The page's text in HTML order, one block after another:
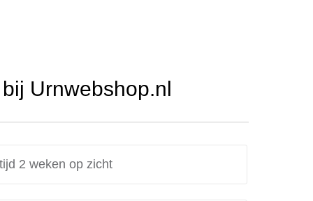
Urnwebshop.nl
2 weken op zicht